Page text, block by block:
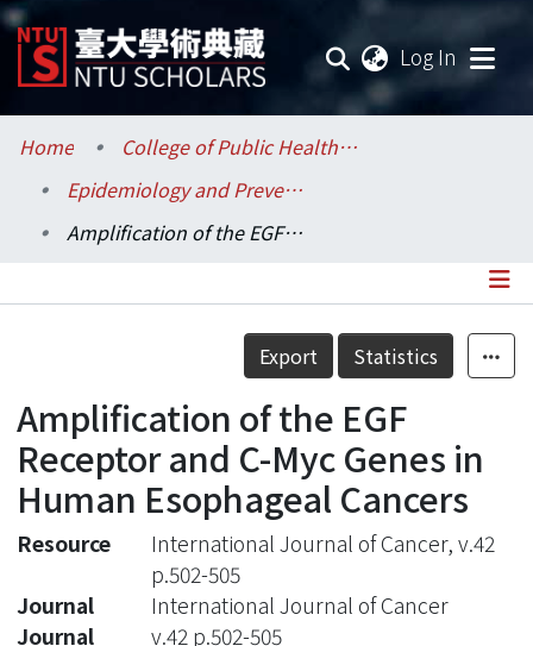
Log In
Communities & Collections
Research Outputs
Statistics
Home
College of Public Health / 公共衛生學院
Epidemiology and Preventive Medicine / 流行病學與預防醫學研究所
Amplification of the EGF Receptor and C-Myc Genes in Human Esophageal Cancers
Details
Export Statistics
Amplification of the EGF
Receptor and C-Myc Genes in
Human Esophageal Cancers
Resource
International Journal of Cancer, v.42
p.502-505
Journal
International Journal of Cancer
Journal
v.42 p.502-505